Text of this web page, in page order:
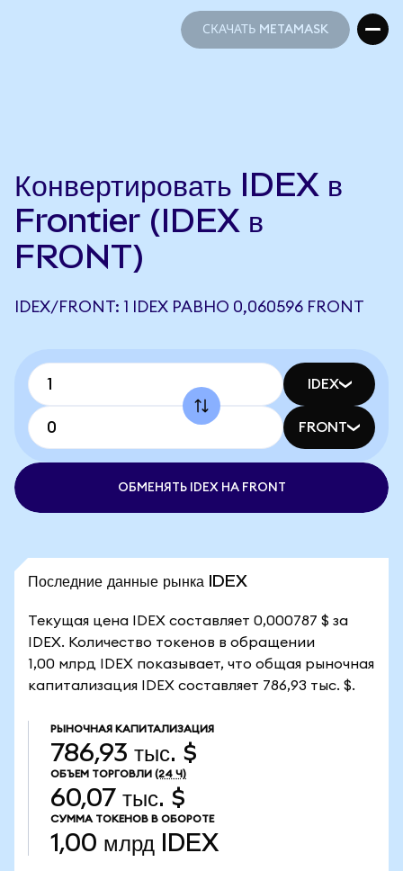
СКАЧАТЬ METAMASK
Конвертировать IDEX в
Frontier (IDEX в
FRONT)
IDEX/FRONT: 1 IDEX РАВНО 0,060596 FRONT
IDEX
FRONT
ОБМЕНЯТЬ IDEX НА FRONT
Последние данные рынка IDEX
Текущая цена IDEX составляет 0,000787 $ за
IDEX. Количество токенов в обращении
1,00 млрд IDEX показывает, что общая рыночная
капитализация IDEX составляет 786,93 тыс. $.
РЫНОЧНАЯ КАПИТАЛИЗАЦИЯ
786,93 тыс. $
ОБЪЕМ ТОРГОВЛИ (24 Ч)
60,07 тыс. $
СУММА ТОКЕНОВ В ОБОРОТЕ
1,00 млрд IDEX